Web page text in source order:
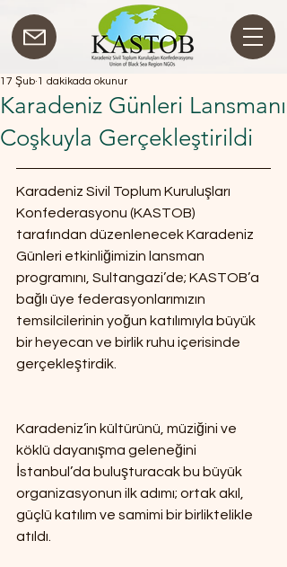
Karadeniz Günleri Lansmanı
Coşkuyla Gerçekleştirildi
17 Şub 1 dakikada okunur
Karadeniz Sivil Toplum Kuruluşları
Konfederasyonu (KASTOB)
tarafından düzenlenecek Karadeniz
Günleri etkinliğimizin lansman
programını, Sultangazi’de; KASTOB’a
bağlı üye federasyonlarımızın
temsilcilerinin yoğun katılımıyla büyük
bir heyecan ve birlik ruhu içerisinde
gerçekleştirdik.
Karadeniz’in kültürünü, müziğini ve
köklü dayanışma geleneğini
İstanbul’da buluşturacak bu büyük
organizasyonun ilk adımı; ortak akıl,
güçlü katılım ve samimi bir birliktelikle
atıldı.